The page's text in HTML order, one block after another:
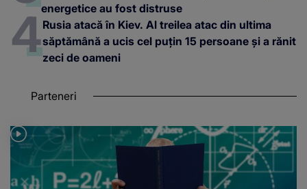
energetice au fost distruse
Rusia atacă în Kiev. Al treilea atac din ultima
săptămână a ucis cel puțin 15 persoane și a rănit
zeci de oameni
Parteneri